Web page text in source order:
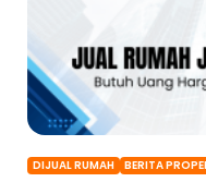
DIJUAL RUMAH BERITA